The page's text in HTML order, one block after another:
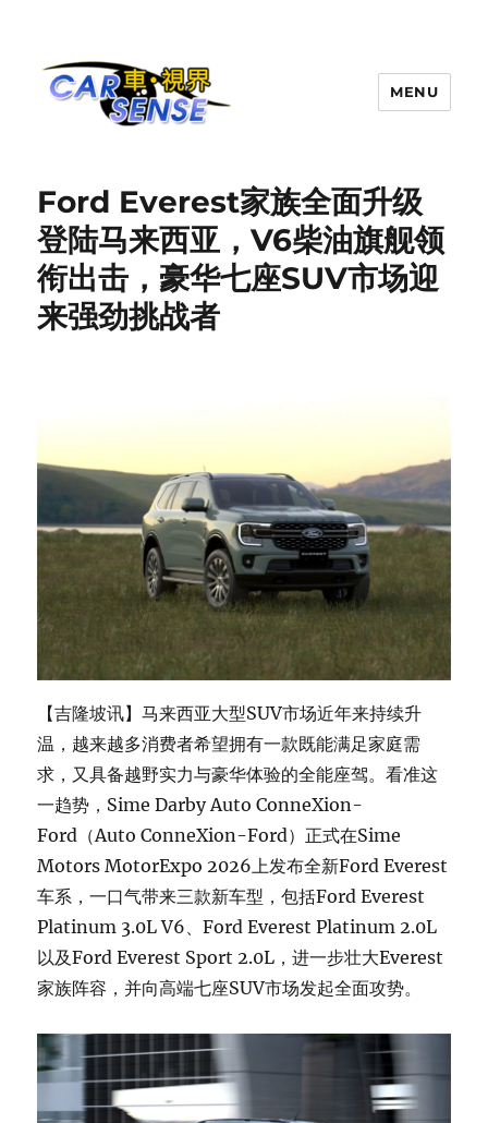
MENU
Ford Everest家族全面升级
登陆马来西亚，V6柴油旗舰领
衔出击，豪华七座SUV市场迎
来强劲挑战者
【吉隆坡讯】马来西亚大型SUV市场近年来持续升
温，越来越多消费者希望拥有一款既能满足家庭需
求，又具备越野实力与豪华体验的全能座驾。看准这
一趋势，Sime Darby Auto ConneXion-
Ford（Auto ConneXion-Ford）正式在Sime
Motors MotorExpo 2026上发布全新Ford Everest
车系，一口气带来三款新车型，包括Ford Everest
Platinum 3.0L V6、Ford Everest Platinum 2.0L
以及Ford Everest Sport 2.0L，进一步壮大Everest
家族阵容，并向高端七座SUV市场发起全面攻势。